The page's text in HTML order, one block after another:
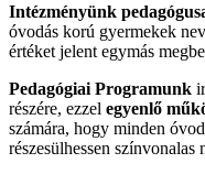
Intézményünk
óvodás korú gyermekek
értéket jelent egymás
Pedagógiai Programunk
részére, ezzel egyenlő
számára, hogy minden
részesülhessen színvonalas